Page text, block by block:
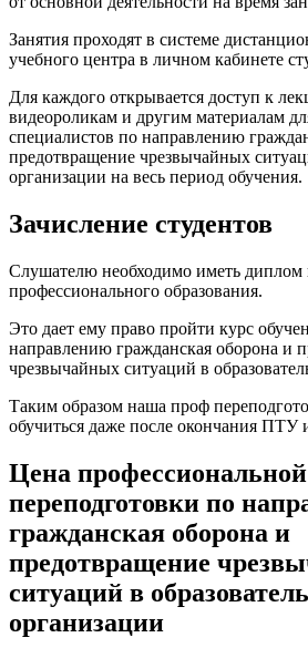
Занятия проходят в системе
учебного центра в личном кабинете
Для каждого открывается доступ к
видеороликам и другим материалам
специалистов по направлению
предотвращение чрезвычайных
организации на весь период обучения.
Зачисление студентов
Слушателю необходимо иметь диплом
профессионального образования.
Это дает ему право пройти курс
направлению гражданская оборона и
чрезвычайных ситуаций в
Таким образом наша проф
обучиться даже после окончания ПТУ
Цена профессиональной
переподготовки по
гражданская оборона и
предотвращение
ситуаций в
организации